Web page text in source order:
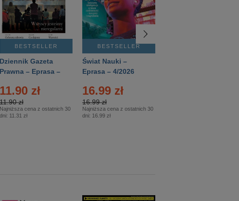
BESTSELLER
Dziennik Gazeta
Prawna – Eprasa –
11.90 zł
11.90 zł
Najniższa cena z ostatnich 30
dni: 11.31 zł
BESTSELLER
Świat Nauki –
Eprasa – 4/2026
16.99 zł
16.99 zł
Najniższa cena z ostatnich 30
dni: 16.99 zł